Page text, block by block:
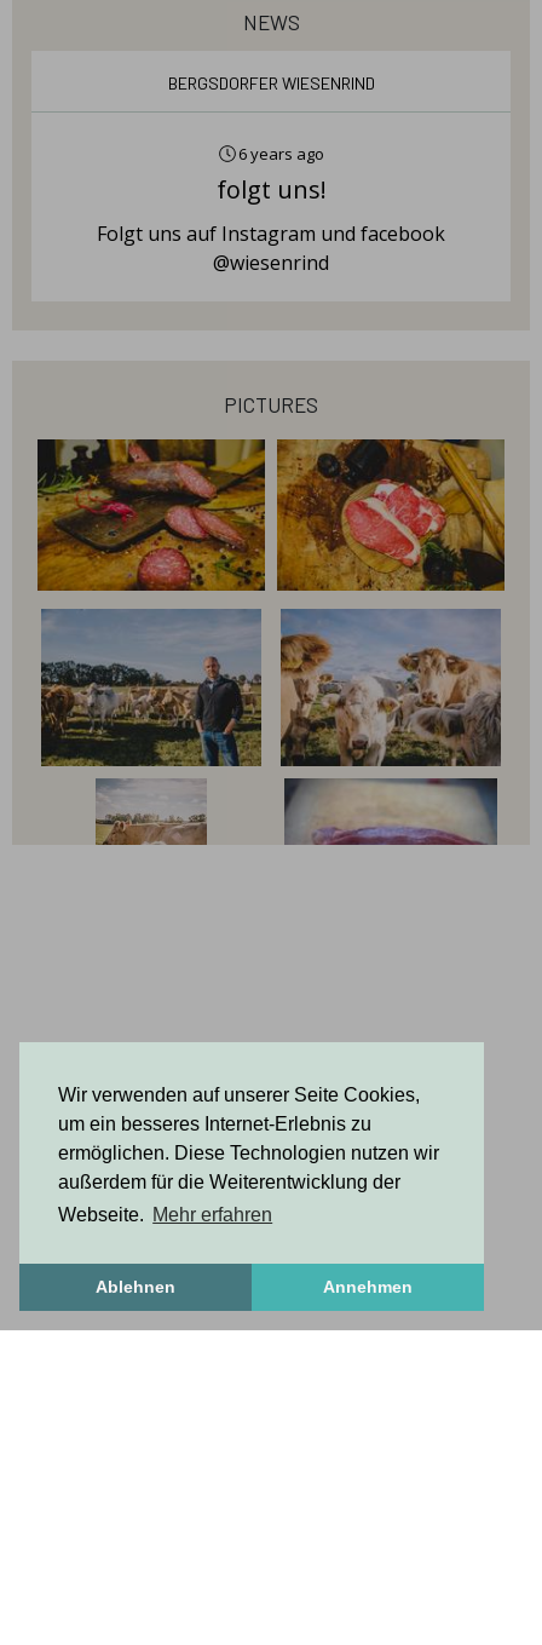
Wir verwenden auf unserer Seite Cookies,
um ein besseres Internet-Erlebnis zu
ermöglichen. Diese Technologien nutzen wir
außerdem für die Weiterentwicklung der
Webseite. Mehr erfahren
Ablehnen Annehmen
news
Bergsdorfer Wiesenrind
6 years ago
folgt uns!
Folgt uns auf Instagram und facebook
@wiesenrind
pictures